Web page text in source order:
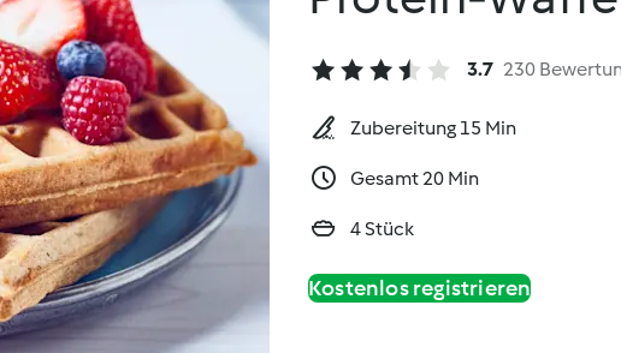
3.7 230
Zubereitung 15 Min
Gesamt 20 Min
4 Stück
Kostenlos registrieren